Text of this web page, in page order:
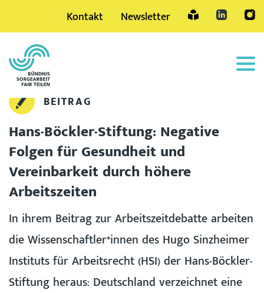
Kontakt
Newsletter
Sprache
BEITRAG
Hans-Böckler-Stiftung: Negative
Folgen für Gesundheit und
Vereinbarkeit durch höhere
Arbeitszeiten
In ihrem Beitrag zur Arbeitszeitdebatte arbeiten
die Wissenschaftler*innen des Hugo Sinzheimer
Instituts für Arbeitsrecht (HSI) der Hans-Böckler-
Stiftung heraus: Deutschland verzeichnet eine